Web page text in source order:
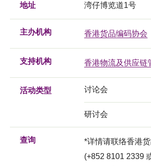
地址 湾仔博览道1号
主办机构 香港货品编码协会
支持机构 香港物流及供应链
活动类型 讨论会
研讨会
查询
*详情请联络香港
(+852 8101 2339